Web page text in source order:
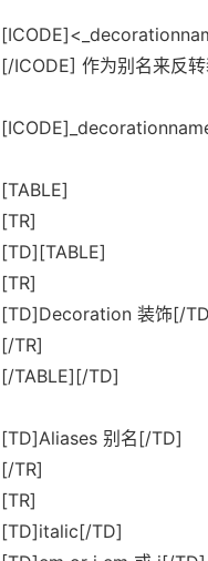
[/ICODE] 作为别名来反转
[TABLE]
[TR]
[TD][TABLE]
[TR]
[TD]Decoration 装饰[/
[/TR]
[/TABLE][/TD]
[TD]Aliases 别名[/TD]
[/TR]
[TR]
[TD]italic[/TD]